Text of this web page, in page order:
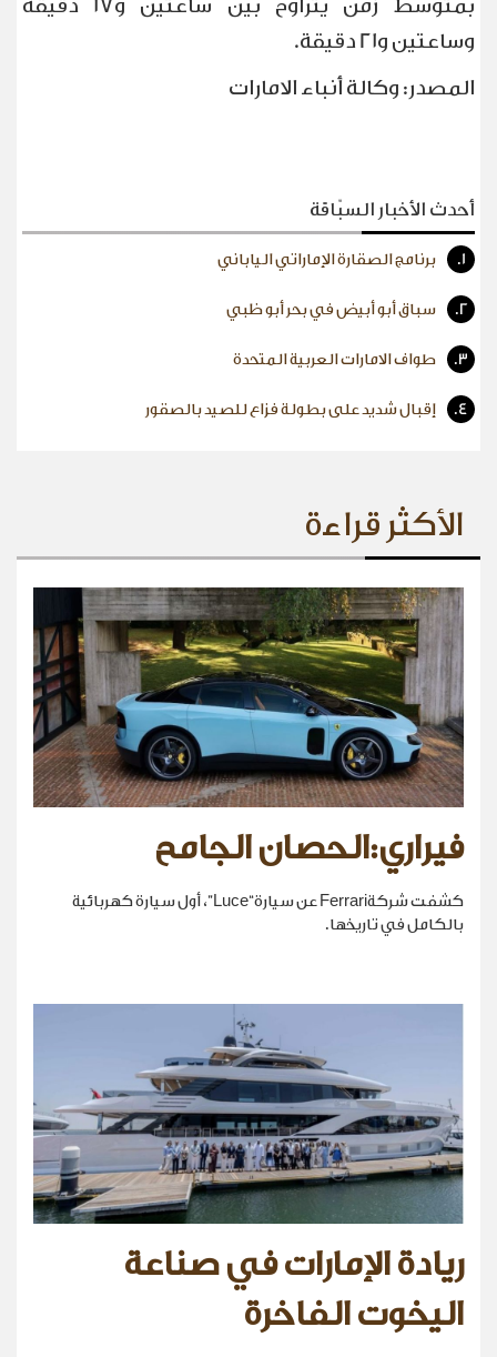
بمتوسط زمن يتراوح بين ساعتين و17 دقيقة
وساعتين و21 دقيقة
.
المصدر: وكالة أنباء الامارات
أحدث الأخبار السبّاقة
1. برنامج الصقارة الإماراتي الياباني
2. سباق أبو أبيض في بحر أبو ظبي
3. طواف الامارات العربية المتحدة
4. إقبال شديد على بطولة فزاع للصيد بالصقور
الأكثر قراءة
فيراري:الحصان الجامح
كشفت شركةFerrari عن سيارة“Luce”، أول سيارة كهربائية
بالكامل في تاريخها.
ريادة الإمارات في صناعة
اليخوت الفاخرة